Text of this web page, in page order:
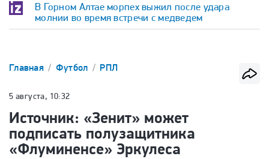
В Горном Алтае морпех выжил после удара
молнии во время встречи с медведем
Главная Футбол РПЛ
5 августа, 10:32
Источник: «Зенит» может
подписать полузащитника
«Флуминенсе» Эркулеса